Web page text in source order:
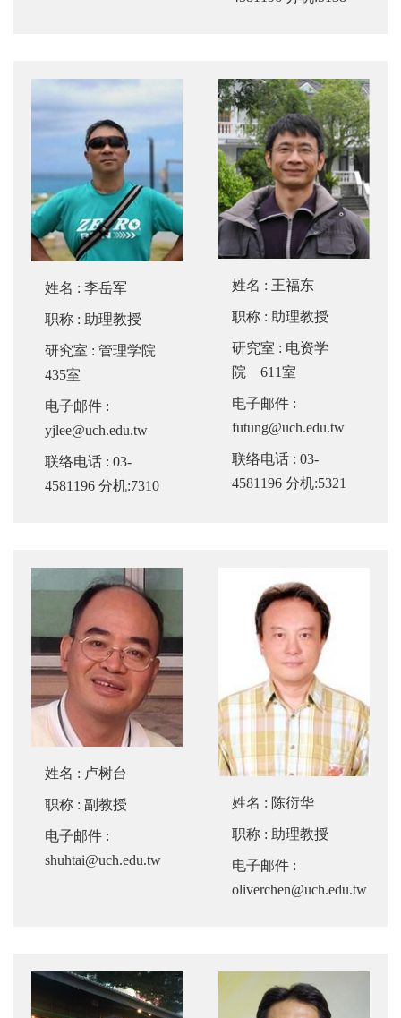
姓名 : 李岳军
职称 : 助理教授
研究室 : 管理学院
435室
电子邮件 :
yjlee@uch.edu.tw
联络电话 : 03-
4581196 分机:7310
姓名 : 王福东
职称 : 助理教授
研究室 : 电资学
院 611室
电子邮件 :
futung@uch.edu.tw
联络电话 : 03-
4581196 分机:5321
姓名 : 卢树台
职称 : 副教授
电子邮件 :
shuhtai@uch.edu.tw
姓名 : 陈衍华
职称 : 助理教授
电子邮件 :
oliverchen@uch.edu.tw